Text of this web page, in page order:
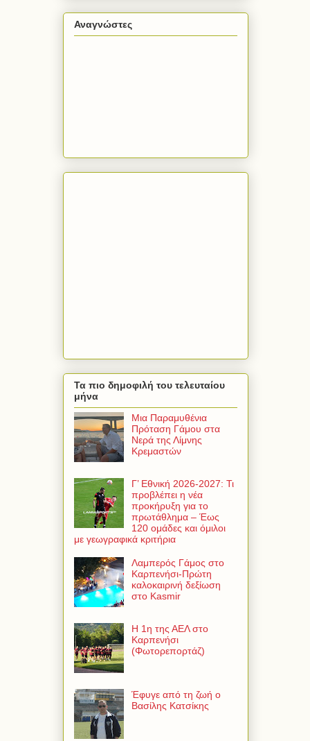
Αναγνώστες
Τα πιο δημοφιλή του τελευταίου
μήνα
Μια Παραμυθένια
Πρόταση Γάμου στα
Νερά της Λίμνης
Κρεμαστών
Γ’ Εθνική 2026-2027: Τι
προβλέπει η νέα
προκήρυξη για το
πρωτάθλημα – Έως
120 ομάδες και όμιλοι
με γεωγραφικά κριτήρια
Λαμπερός Γάμος στο
Καρπενήσι-Πρώτη
καλοκαιρινή δεξίωση
στο Kasmir
Η 1η της ΑΕΛ στο
Καρπενήσι
(Φωτορεπορτάζ)
Έφυγε από τη ζωή ο
Βασίλης Κατσίκης